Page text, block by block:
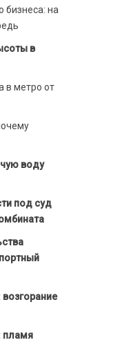
бизнеса: на
в
в метро от
воду
под суд
пламя